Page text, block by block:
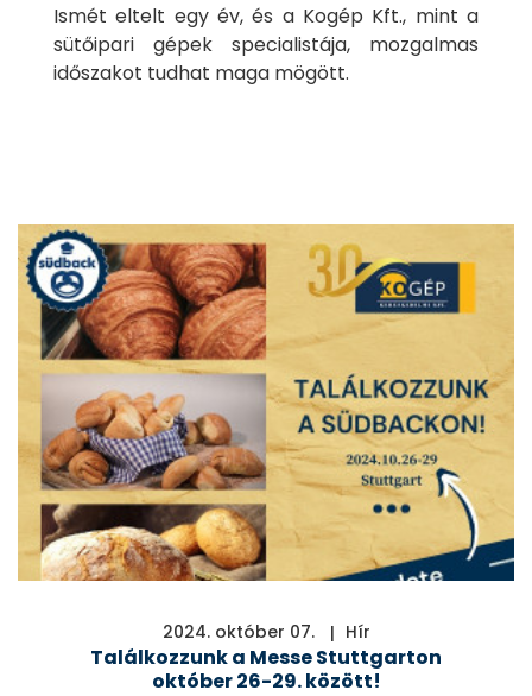
Ismét eltelt egy év, és a Kogép Kft., mint a
sütőipari gépek specialistája, mozgalmas
időszakot tudhat maga mögött.
2024. október 07. Hír
Találkozzunk a Messe Stuttgarton
október 26-29. között!